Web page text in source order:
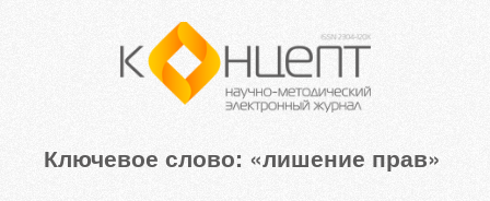
Ключевое слово: «лишение прав»